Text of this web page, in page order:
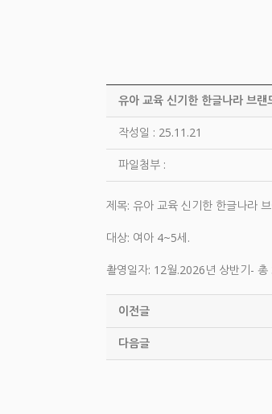
유아 교육 신기한 한글나라 브
작성일 : 25.11.21
파일첨부 :
제목: 유아 교육 신기한 한글나라
대상: 여아 4~5세.
촬영일자: 12월.2026년 상반기- 총
이전글
다음글